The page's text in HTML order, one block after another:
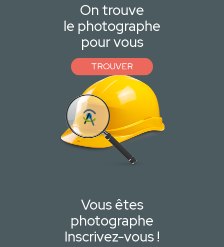
On trouve
le photographe
pour vous
TROUVER
Vous êtes
photographe
Inscrivez-vous !